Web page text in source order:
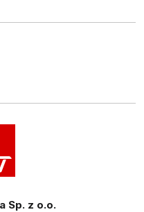
Sp. z o.o.